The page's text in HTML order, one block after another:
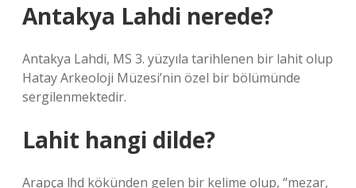
Antakya Lahdi nerede?
Antakya Lahdi, MS 3. yüzyıla tarihlenen bir lahit olup
Hatay Arkeoloji Müzesi’nin özel bir bölümünde
sergilenmektedir.
Lahit hangi dilde?
Arapça lḥd kökünden gelen bir kelime olup, “mezar,